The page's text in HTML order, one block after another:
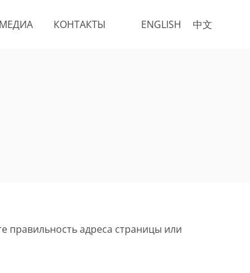
ENGLISH 中文
МЕДИА КОНТАКТЫ
правильность адреса страницы или